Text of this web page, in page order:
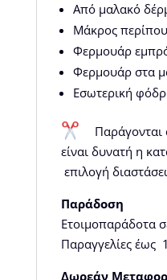
Από μαλακό
Μάκρος
Φερμουάρ
Φερμουάρ στα
Εσωτερική
Παράγονται
είναι δυνατή η
επιλογή
Παράδοση
Ετοιμοπαράδοτα
Παραγγελίες έως
Δωρεάν